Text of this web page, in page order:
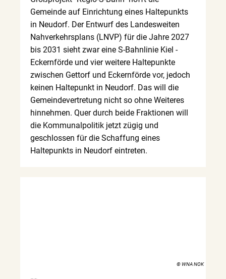
Gemeinde auf Einrichtung eines Haltepunkts
in Neudorf. Der Entwurf des Landesweiten
Nahverkehrsplans (LNVP) für die Jahre 2027
bis 2031 sieht zwar eine S-Bahnlinie Kiel -
Eckernförde und vier weitere Haltepunkte
zwischen Gettorf und Eckernförde vor, jedoch
keinen Haltepunkt in Neudorf. Das will die
Gemeindevertretung nicht so ohne Weiteres
hinnehmen. Quer durch beide Fraktionen will
die Kommunalpolitik jetzt zügig und
geschlossen für die Schaffung eines
Haltepunkts in Neudorf eintreten.
© WNA NOK